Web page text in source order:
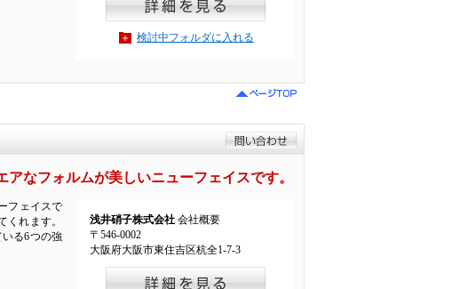
検討中フォルダに入れる
なフォルムが美しいニューフェイスです。
フェイスで
れます。
る6つの強
浅井硝子株式会社 会社概要
〒546-0002
大阪府大阪市東住吉区杭全1-7-3